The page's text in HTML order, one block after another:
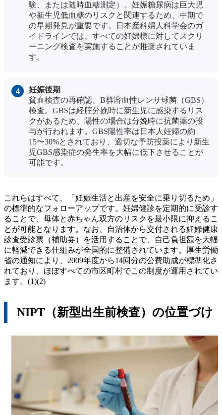
験、または随時血糖測定）。妊娠糖尿病は巨大児
や新生児低血糖のリスクと関連するため、中期で
の早期発見が重要です。日本産科婦人科学会のガ
イドラインでは、すべての妊婦様に対してスクリ
ーニング検査を実施することが推奨されていま
す。
妊娠後期
貧血検査の再確認、B群溶血性レンサ球菌（GBS）
検査。GBSは経腟分娩時に新生児に感染するリス
クがあるため、陽性の場合は分娩時に抗菌薬の投
与が行われます。GBS陽性率は日本人妊婦の約
15〜30%とされており、適切な予防投薬により新生
児GBS感染症の発生率を大幅に低下させることが
可能です。
これらはすべて、「妊娠生活と出産を安全に乗り切るため」
の標準的なフォローアップです。妊婦健診を定期的に受診す
ることで、母体と赤ちゃん双方のリスクを最小限に抑えるこ
とが可能となります。なお、自治体から交付される妊婦健康
診査受診票（補助券）を活用することで、自己負担額を大幅
に軽減できる仕組みが全国的に整備されています。厚生労働
省の通知により、2009年度から14回分の公費助成が標準化さ
れており、ほぼすべての市区町村でこの制度が運用されてい
ます。(1)(2)
NIPT（新型出生前検査）の位置づけ